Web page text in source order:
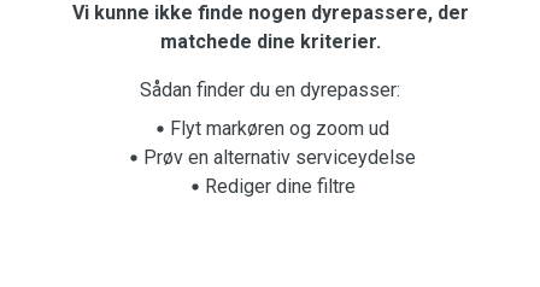
Vi kunne ikke finde nogen dyrepassere, der
matchede dine kriterier.
Sådan finder du en dyrepasser:
Flyt markøren og zoom ud
Prøv en alternativ serviceydelse
Rediger dine filtre